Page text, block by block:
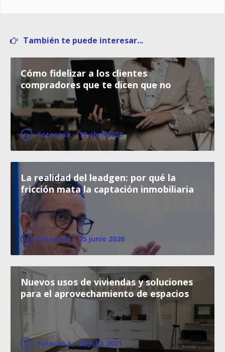
También te puede interesar...
Cómo fidelizar a los clientes
compradores que te dicen que no
Fotocasa · 12 abril 2023
La realidad del leadgen: por qué la
fricción mata la captación inmobiliaria
Fotocasa · 25 junio 2026
Nuevos usos de viviendas y soluciones
para el aprovechamiento de espacios
Fotocasa · 20 julio 2021